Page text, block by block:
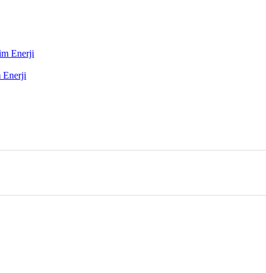
Enerji
Enerji